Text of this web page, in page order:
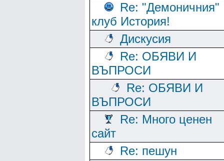
Re: "Демоничния"
клуб История!
Дискусия
Re: ОБЯВИ И
ВЪПРОСИ
Re: ОБЯВИ И
ВЪПРОСИ
Re: Много ценен
сайт
Re: пешун